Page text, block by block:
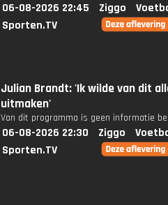
06-08-2026 22:45 Ziggo
Sporten.TV
Julian Brandt: 'Ik wilde van dit
uitmaken'
Van dit programma is geen informatie
06-08-2026 22:30 Ziggo
Sporten.TV